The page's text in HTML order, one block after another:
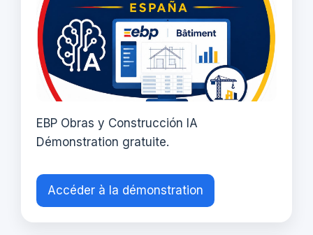
EBP Obras y Construcción IA
Démonstration gratuite.
Accéder à la démonstration